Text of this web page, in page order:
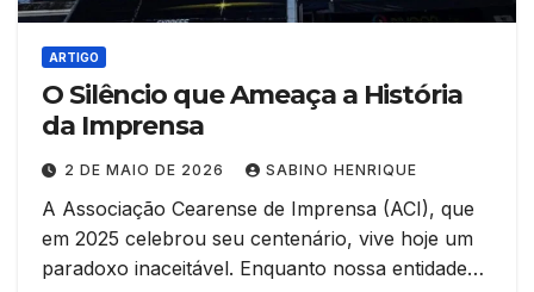
ARTIGO
O Silêncio que Ameaça a História
da Imprensa
2 DE MAIO DE 2026 SABINO HENRIQUE
A Associação Cearense de Imprensa (ACI), que
em 2025 celebrou seu centenário, vive hoje um
paradoxo inaceitável. Enquanto nossa entidade…